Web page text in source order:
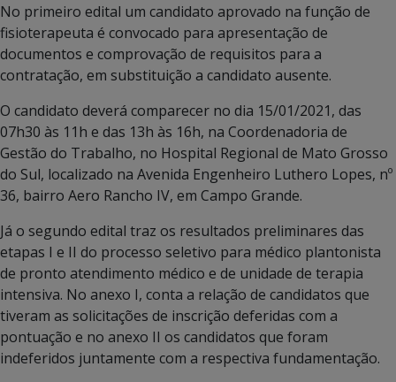
No primeiro edital um candidato aprovado na função de
fisioterapeuta é convocado para apresentação de
documentos e comprovação de requisitos para a
contratação, em substituição a candidato ausente.
O candidato deverá comparecer no dia 15/01/2021, das
07h30 às 11h e das 13h às 16h, na Coordenadoria de
Gestão do Trabalho, no Hospital Regional de Mato Grosso
do Sul, localizado na Avenida Engenheiro Luthero Lopes, nº
36, bairro Aero Rancho IV, em Campo Grande.
Já o segundo edital traz os resultados preliminares das
etapas I e II do processo seletivo para médico plantonista
de pronto atendimento médico e de unidade de terapia
intensiva. No anexo I, conta a relação de candidatos que
tiveram as solicitações de inscrição deferidas com a
pontuação e no anexo II os candidatos que foram
indeferidos juntamente com a respectiva fundamentação.